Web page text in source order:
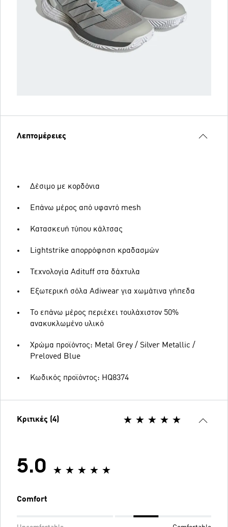
Λεπτομέρειες
Δέσιμο με κορδόνια
Επάνω μέρος από υφαντό mesh
Κατασκευή τύπου κάλτσας
Lightstrike απορρόφηση κραδασμών
Τεχνολογία Adituff στα δάχτυλα
Εξωτερική σόλα Adiwear για χωμάτινα γήπεδα
Το επάνω μέρος περιέχει τουλάχιστον 50%
ανακυκλωμένο υλικό
Χρώμα προϊόντος: Metal Grey / Silver Metallic /
Preloved Blue
Κωδικός προϊόντος: HQ8374
Κριτικές (4)
5.0
Comfort